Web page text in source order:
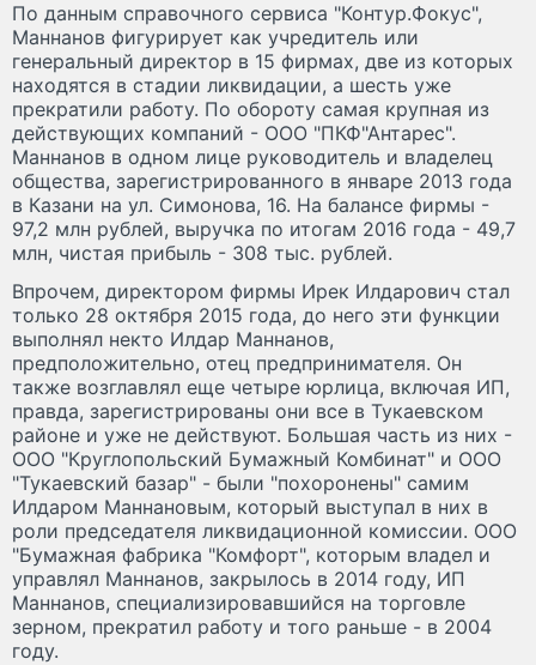
По данным справочного сервиса "Контур.Фокус",
Маннанов фигурирует как учредитель или
генеральный директор в 15 фирмах, две из которых
находятся в стадии ликвидации, а шесть уже
прекратили работу. По обороту самая крупная из
действующих компаний - ООО "ПКФ"Антарес".
Маннанов в одном лице руководитель и владелец
общества, зарегистрированного в январе 2013 года
в Казани на ул. Симонова, 16. На балансе фирмы -
97,2 млн рублей, выручка по итогам 2016 года - 49,7
млн, чистая прибыль - 308 тыс. рублей.
Впрочем, директором фирмы Ирек Илдарович стал
только 28 октября 2015 года, до него эти функции
выполнял некто Илдар Маннанов,
предположительно, отец предпринимателя. Он
также возглавлял еще четыре юрлица, включая ИП,
правда, зарегистрированы они все в Тукаевском
районе и уже не действуют. Большая часть из них -
ООО "Круглопольский Бумажный Комбинат" и ООО
"Тукаевский базар" - были "похоронены" самим
Илдаром Маннановым, который выступал в них в
роли председателя ликвидационной комиссии. ООО
"Бумажная фабрика "Комфорт", которым владел и
управлял Маннанов, закрылось в 2014 году, ИП
Маннанов, специализировавшийся на торговле
зерном, прекратил работу и того раньше - в 2004
году.